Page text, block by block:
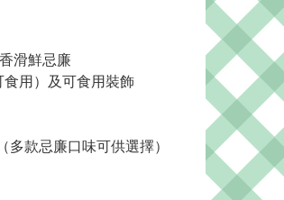
滑鮮忌廉
用）及可食用裝飾
款忌廉口味可供選擇）